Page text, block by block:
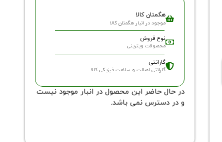
هگمتان کالا
موجود در انبار هگمتان کالا
نوع فروش
محصولات ویترینی
گارانتی
گارانتی اصالت و سلامت فیزیکی کالا
در حال حاضر این محصول در انبار موجود نیست
و در دسترس نمی باشد.